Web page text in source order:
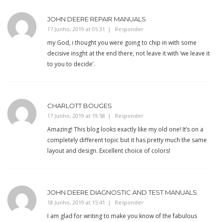
JOHN DEERE REPAIR MANUALS
17 Junho, 2019 at 05:31 Responder
my God, i thought you were going to chip in with some
decisive insght at the end there, not leave it with ‘we leave it
to you to decide’.
CHARLOTT BOUGES
17 Junho, 2019 at 19:58 Responder
Amazing! This blog looks exactly like my old one! It’s on a
completely different topic but it has pretty much the same
layout and design. Excellent choice of colors!
JOHN DEERE DIAGNOSTIC AND TEST MANUALS
18 Junho, 2019 at 15:41 Responder
I am glad for writing to make you know of the fabulous